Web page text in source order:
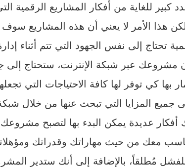
للغاية من أفكار المشاريع الرقمية
هذا الأمر لا يعني أن هذه المشاريع
تحتاج إلى نفس الجهود التي تتم أثناء
مشروعك عبر شبكة الإنترنت، ستحتاج إلى
بها كي توفر لها كافة الاحتياجات التي
المزايا التي تبحث عنها من خلال شبكة
أفكار عديدة يمكن البدء بها لتصبح
معك من حيث مهاراتك وقدراتك
مُطلقاً، بالإضافة إلى أنك ستدير